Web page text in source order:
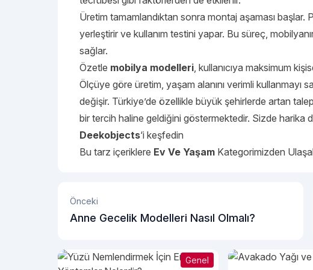
Üretim tamamlandıktan sonra montaj aşaması
yerleştirir ve kullanım testini yapar. Bu süreç,
sağlar.
Özetle mobilya modelleri, kullanıcıya maksimum
Ölçüye göre üretim, yaşam alanını verimli kullanmayı
değişir. Türkiye’de özellikle büyük şehirlerde artan
bir tercih haline geldiğini göstermektedir. Sizde
Deekobjects‘i keşfedin
Bu tarz içeriklere Ev Ve Yaşam Kategorimizden
Önceki
Anne Gecelik Modelleri Nasıl Olmalı?
Genel